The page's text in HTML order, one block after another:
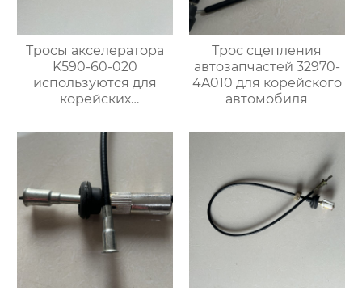
Тросы акселератора
K590-60-020
используются для
корейских
Bongo
Трос сцепления
автозапчастей 32970-
4A010 для корейского
автомобиля